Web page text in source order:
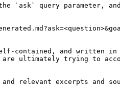
the `ask` query parameter,
contained, and written in
ultimately trying to
relevant excerpts and